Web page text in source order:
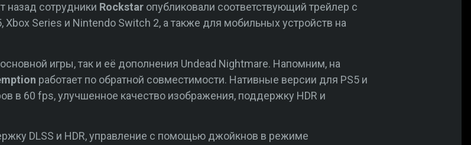
назад сотрудники Rockstar опубликовали соответствующий трейлер с
Series и Nintendo Switch 2, а также для мобильных устройств на
игры, так и её дополнения Undead Nightmare. Напомним, на
работает по обратной совместимости. Нативные версии для PS5 и
в 60 fps, улучшенное качество изображения, поддержку HDR и
DLSS и HDR, управление с помощью джойкнов в режиме